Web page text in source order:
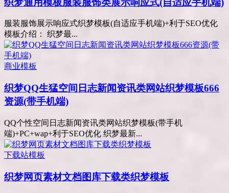
织梦通用模板服装服饰类展示响应式(自适应手机端)
服装服饰展示响应式织梦模板(自适应手机端)+利于SEO优化
模板介绍： 织梦最...
商业模板
织梦QQ生猛空间日志新闻资讯类网站织梦模板666
资源(带手机端)
QQ个性空间日志新闻资讯类网站织梦模板(带手机
端)+PC+wap+利于SEO优化 织梦最新...
下载站模板
织梦网页素材文档图库下载类织梦模板